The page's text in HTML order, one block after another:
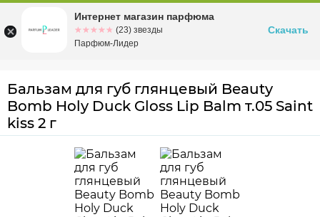
Омскул. Заозерная, 11, к. 1
Бальзам для губ глянцевый Beauty
Bomb Holy Duck Gloss Lip Balm т.05 Saint
kiss 2 г
Интернет магазин парфюма
☆☆☆☆☆
★★★★★ (23) звезды
Парфюм-Лидер
Скачать